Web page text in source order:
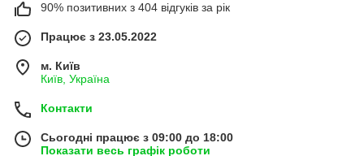
90% позитивних з 404 відгуків за рік
Працює з 23.05.2022
м. Київ
Київ, Україна
Контакти
Сьогодні працює з 09:00 до 18:00
Показати весь графік роботи